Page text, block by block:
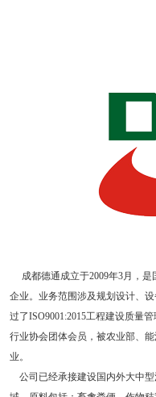
成都德通成立于2009年3月，是
企业。业务范围涉及规划设计、
过了ISO9001:2015工程建设质量
行业协会团体会员，被农业部、
业。
公司已经承接建设国内外大中型